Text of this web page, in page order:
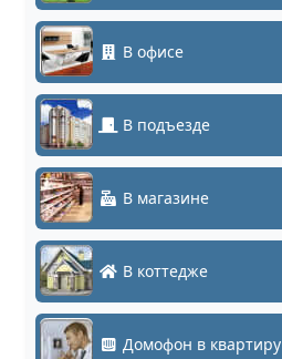
В офисе
В подъезде
В магазине
В коттедже
Домофон в квартиру